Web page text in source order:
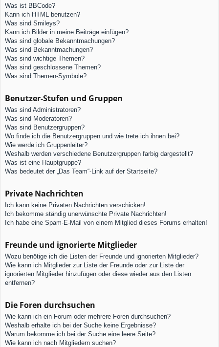
Was ist BBCode?
Kann ich HTML benutzen?
Was sind Smileys?
Kann ich Bilder in meine Beiträge einfügen?
Was sind globale Bekanntmachungen?
Was sind Bekanntmachungen?
Was sind wichtige Themen?
Was sind geschlossene Themen?
Was sind Themen-Symbole?
Benutzer-Stufen und Gruppen
Was sind Administratoren?
Was sind Moderatoren?
Was sind Benutzergruppen?
Wo finde ich die Benutzergruppen und wie trete ich ihnen bei?
Wie werde ich Gruppenleiter?
Weshalb werden verschiedene Benutzergruppen farbig dargestellt?
Was ist eine Hauptgruppe?
Was bedeutet der „Das Team“-Link auf der Startseite?
Private Nachrichten
Ich kann keine Privaten Nachrichten verschicken!
Ich bekomme ständig unerwünschte Private Nachrichten!
Ich habe eine Spam-E-Mail von einem Mitglied dieses Forums erhalten!
Freunde und ignorierte Mitglieder
Wozu benötige ich die Listen der Freunde und ignorierten Mitglieder?
Wie kann ich Mitglieder zur Liste der Freunde oder zur Liste der
ignorierten Mitglieder hinzufügen oder diese wieder aus den Listen
entfernen?
Die Foren durchsuchen
Wie kann ich ein Forum oder mehrere Foren durchsuchen?
Weshalb erhalte ich bei der Suche keine Ergebnisse?
Warum bekomme ich bei der Suche eine leere Seite?
Wie kann ich nach Mitgliedern suchen?